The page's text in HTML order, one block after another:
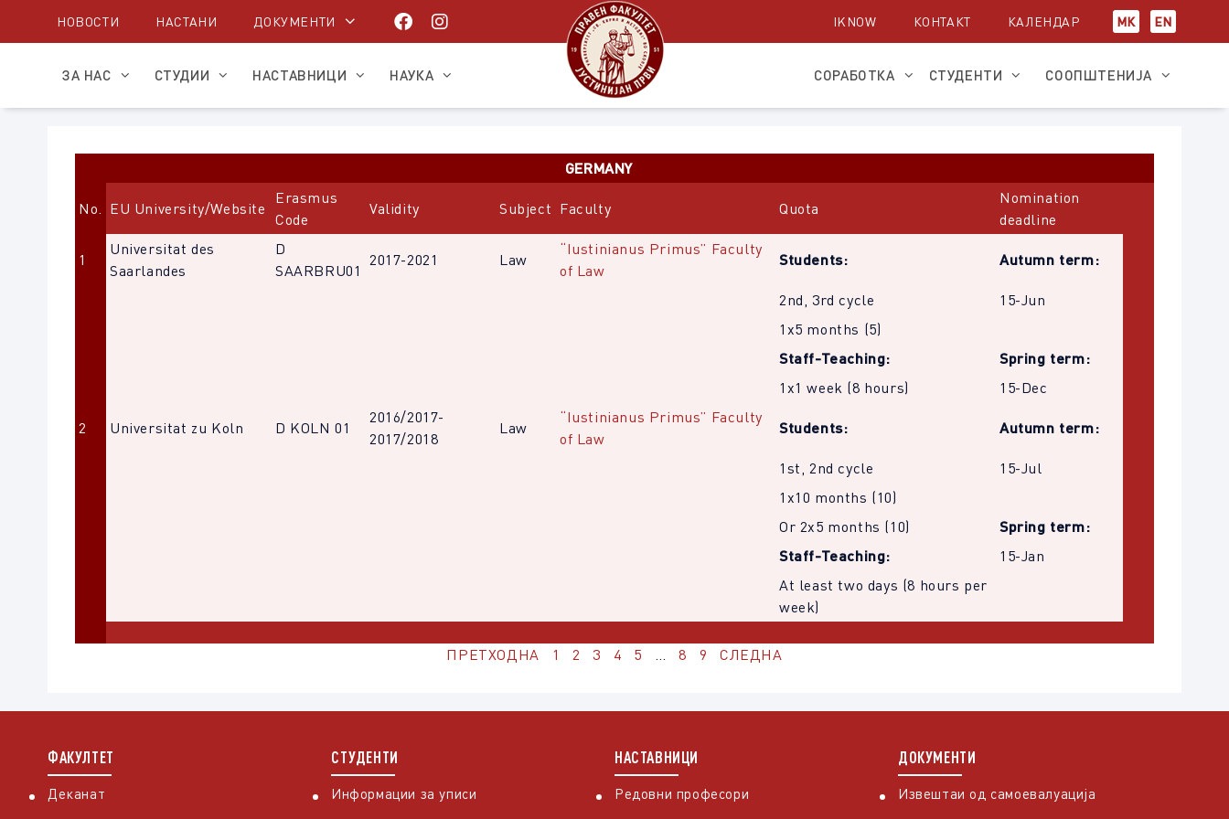
НОВОСТИ НАСТАНИ ДОКУМЕНТИ IKNOW КОНТАКТ КАЛЕНДАР МК EN
ЗА НАС СТУДИИ НАСТАВНИЦИ НАУКА СОРАБОТКА СТУДЕНТИ СООПШТЕНИЈА
GERMANY
No. EU University/Website
Erasmus
Code
Validity Subject Faculty Quota
Nomination
deadline
1
Universitat des
Saarlandes
D
SAARBRU01
2017-2021 Law
“Iustinianus Primus” Faculty
of Law
Students: Autumn term:
2nd, 3rd cycle
15-Jun
1х5 months (5)
Staff-Teaching: Spring term:
1х1 week (8 hours) 15-Dec
2 Universitat zu Koln D KOLN 01
2016/2017-
2017/2018
Law
“Iustinianus Primus” Faculty
of Law
Students: Autumn term:
1st, 2nd cycle
15-Jul
1х10 months (10)
Or 2x5 months (10)
Spring term:
Staff-Teaching:
15-Jan
At least two days (8 hours per
week)
ПРЕТХОДНА 1 2 3 4 5 …8 9 СЛЕДНА
ФАКУЛТЕТ
Деканат
СТУДЕНТИ
Информации за уписи
НАСТАВНИЦИ
Редовни професори
ДОКУМЕНТИ
Извештаи од самоевалуација